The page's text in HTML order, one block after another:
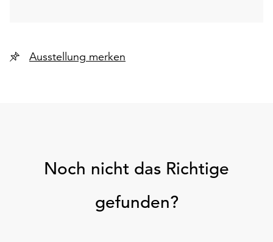
Ausstellung merken
Noch nicht das Richtige
gefunden?